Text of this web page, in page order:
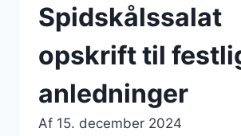
Spidskålssalat
opskrift til
anledninger
Af 15. december 2024